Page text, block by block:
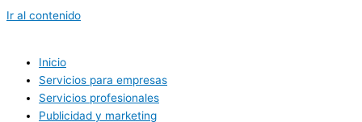
Ir al contenido
Inicio
Servicios para empresas
Servicios profesionales
Publicidad y marketing